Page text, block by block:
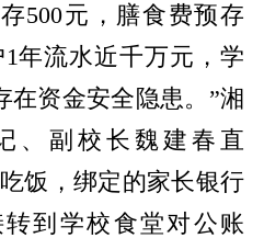
500元，膳食费预存
年流水近千万元，学
在资金安全隐患。”湘
、副校长魏建春直
饭，绑定的家长银行
到学校食堂对公账